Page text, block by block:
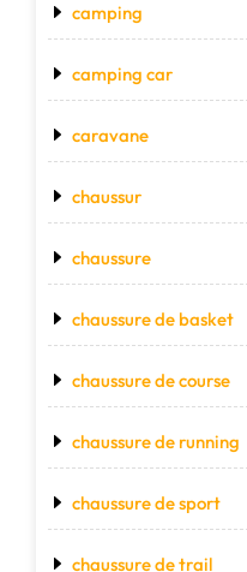
camping
camping car
caravane
chaussur
chaussure
chaussure de basket
chaussure de course
chaussure de running
chaussure de sport
chaussure de trail